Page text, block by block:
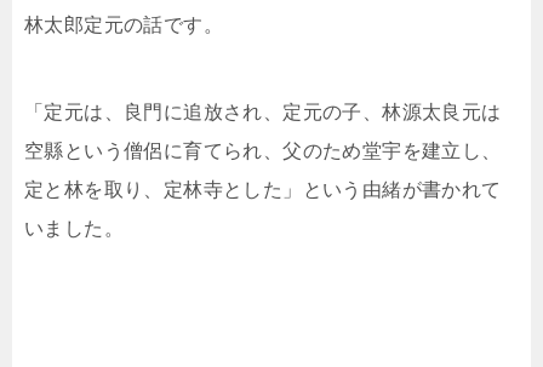
林太郎定元の話です。
「定元は、良門に追放され、定元の子、林源太良元は
空縣という僧侶に育てられ、父のため堂宇を建立し、
定と林を取り、定林寺とした」という由緒が書かれて
いました。